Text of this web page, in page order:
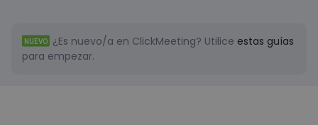
NUEVO ¿Es nuevo/a en ClickMeeting? Utilice estas guías
para empezar.